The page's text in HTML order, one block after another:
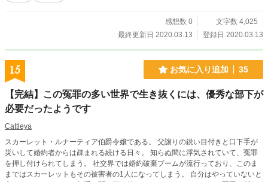
感想数 0
文字数 4,025
最終更新日 2020.03.13
登録日 2020.03.13
15 お気に入り追加 35
【完結】この冤罪の多い世界で生き抜くには、優秀な部下が
必要だったようです
Cattleya
スカーレット・ルナーティア伯爵令嬢である。 父譲りの鋭い目付きと口下手が
災いして婚約者からは疎まれる続ける日々。 知らぬ間に浮気されていて、冤罪
を押し付けられてしまう。 社交界では婚約破棄ブームが流行っており、このま
まではスカーレットもその被害者の1人になってしまう。 自分はやっていないと